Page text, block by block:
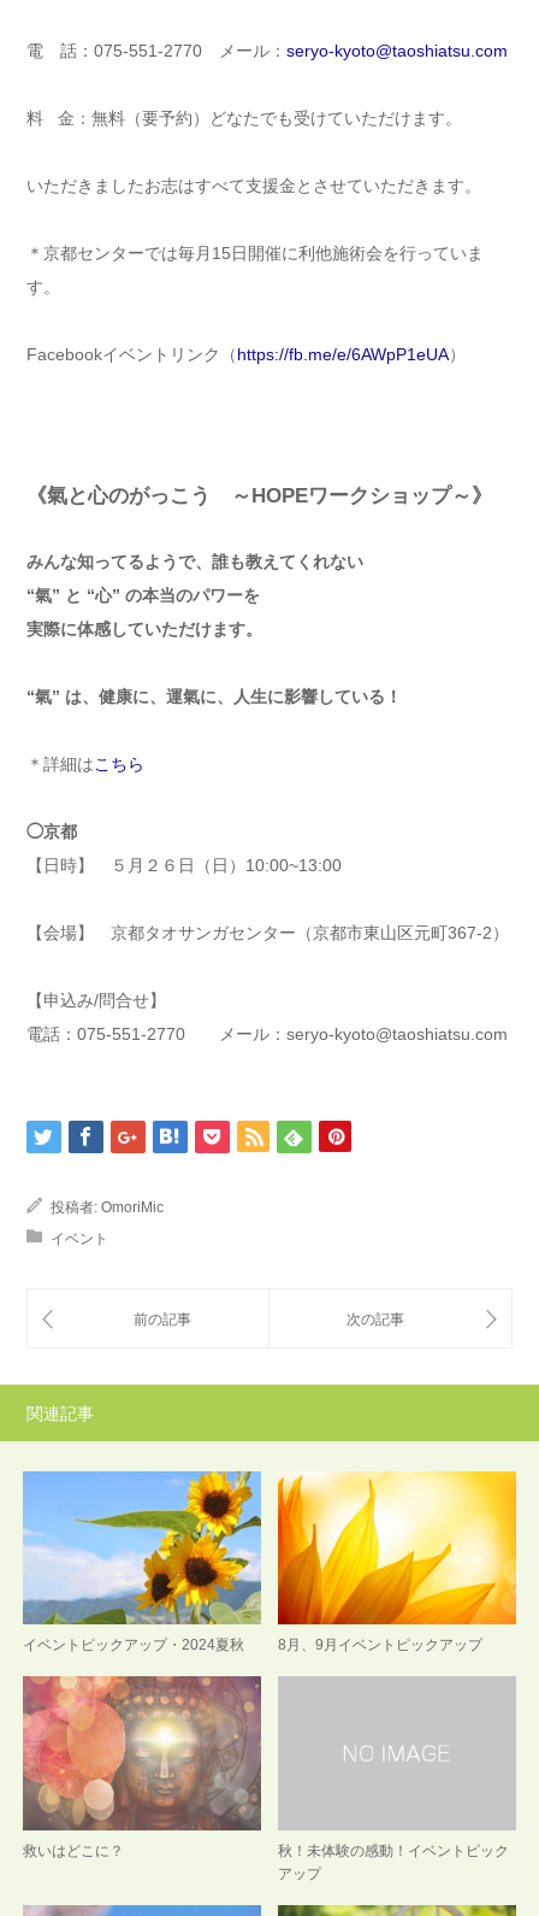
電 話：075-551-2770 メール： seryo-kyoto@taoshiatsu.com
料 金：無料（要予約）どなたでも受けていただけます。
いただきましたお志はすべて支援金とさせていただきます。
＊京都センターでは毎月15日開催に利他施術会を行っていま
す。
Facebookイベントリンク（https://fb.me/e/6AWpP1eUA）
《氣と心のがっこう ～HOPEワークショップ～》
みんな知ってるようで、誰も教えてくれない
“氣” と “心” の本当のパワーを
実際に体感していただけます。
“氣” は、健康に、運氣に、人生に影響している！
＊詳細はこちら
◯京都
【日時】 ５月２６日（日）10:00~13:00
【会場】 京都タオサンガセンター（京都市東山区元町367-2）
【申込み/問合せ】
電話：075-551-2770 メール：seryo-kyoto@taoshiatsu.com
投稿者: OmoriMic
イベント
関連記事
イベントピックアップ・2024夏秋 8月、9月イベントピックアップ
救いはどこに？
秋！未体験の感動！イベントピック
アップ